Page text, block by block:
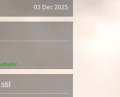
03 Dec 2025